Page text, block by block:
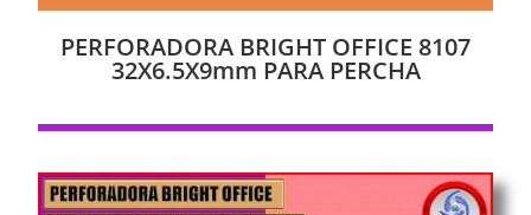
PERFORADORA BRIGHT OFFICE 8107
32X6.5X9mm PARA PERCHA